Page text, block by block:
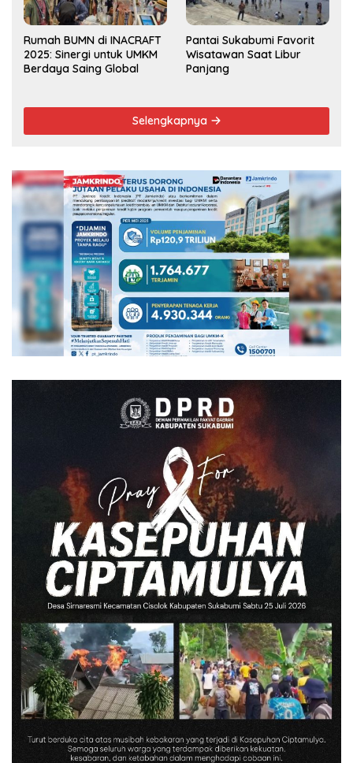
Rumah BUMN di INACRAFT
2025: Sinergi untuk UMKM
Berdaya Saing Global
Pantai Sukabumi Favorit
Wisatawan Saat Libur
Panjang
Selengkapnya